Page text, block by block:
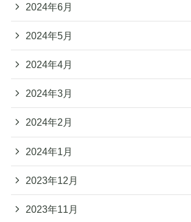
2024年6月
2024年5月
2024年4月
2024年3月
2024年2月
2024年1月
2023年12月
2023年11月